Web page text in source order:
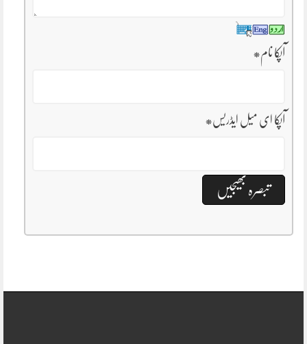
آپکا نام*
آپکا ای میل ایڈریس*